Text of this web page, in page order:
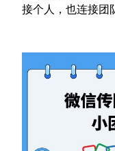
接个人，也连接团